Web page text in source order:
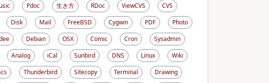
Pdoc 生き方 RDoc ViewCVS
CVS
Disk Mail FreeBSD Cygwin PDF
Photo
Debian OSX Comic Cron
Sysadmin
Analog iCal Sunbird DNS Linux
Wiki
Thunderbird Sitecopy Terminal
Drawing